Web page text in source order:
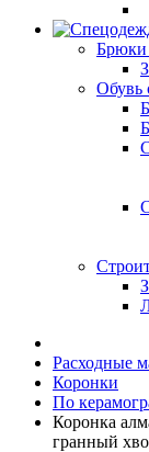
Брюки
Обувь
Расходные
Коронки
По
Коронка
гранный